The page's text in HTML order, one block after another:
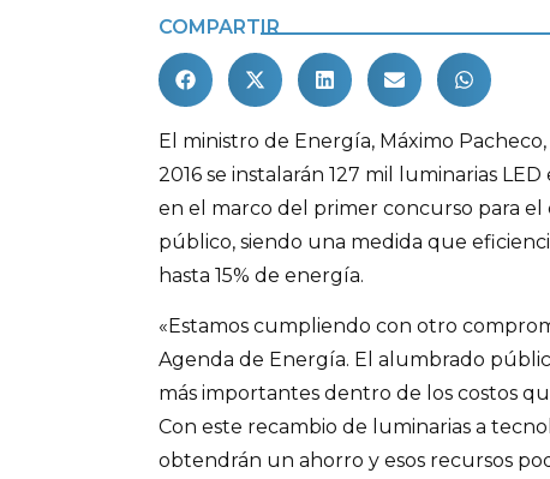
COMPARTIR
El ministro de Energía, Máximo
2016 se instalarán 127 mil luminarias
en el marco del primer concurso para
público, siendo una medida que
hasta 15% de energía.
«Estamos cumpliendo con otro
Agenda de Energía. El alumbrado
más importantes dentro de los costos
Con este recambio de luminarias a
obtendrán un ahorro y esos recursos